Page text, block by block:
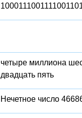
четыре миллиона
двадцать пять
Нечетное число